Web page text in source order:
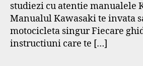
studiezi cu atentie manualele
Manualul Kawasaki te invata
motocicleta singur Fiecare
instructiuni care te […]